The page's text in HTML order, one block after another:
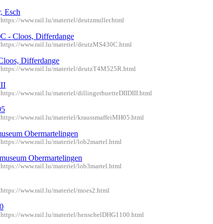
Esch
www.rail.lu/materiel/deutzmuller.html
- Cloos, Differdange
www.rail.lu/materiel/deutzMS430C.html
Differdange
www.rail.lu/materiel/deutzT4M525R.html
www.rail.lu/materiel/dillingerhuetteDIIDIII.html
www.rail.lu/materiel/kraussmaffeiMH05.html
Obermartelingen
www.rail.lu/materiel/lob2martel.html
Obermartelingen
www.rail.lu/materiel/lob3martel.html
www.rail.lu/materiel/moes2.html
www.rail.lu/materiel/henschelDHG1100.html